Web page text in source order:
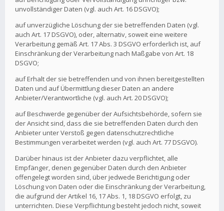
unvollständiger Daten (vgl. auch Art. 16 DSGVO);
auf unverzügliche Löschung der sie betreffenden Daten (vgl.
auch Art. 17 DSGVO), oder, alternativ, soweit eine weitere
Verarbeitung gemäß Art. 17 Abs. 3 DSGVO erforderlich ist, auf
Einschränkung der Verarbeitung nach Maßgabe von Art. 18
DSGVO;
auf Erhalt der sie betreffenden und von ihnen bereitgestellten
Daten und auf Übermittlung dieser Daten an andere
Anbieter/Verantwortliche (vgl. auch Art. 20 DSGVO);
auf Beschwerde gegenüber der Aufsichtsbehörde, sofern sie
der Ansicht sind, dass die sie betreffenden Daten durch den
Anbieter unter Verstoß gegen datenschutzrechtliche
Bestimmungen verarbeitet werden (vgl. auch Art. 77 DSGVO).
Darüber hinaus ist der Anbieter dazu verpflichtet, alle
Empfänger, denen gegenüber Daten durch den Anbieter
offengelegt worden sind, über jedwede Berichtigung oder
Löschung von Daten oder die Einschränkung der Verarbeitung,
die aufgrund der Artikel 16, 17 Abs. 1, 18 DSGVO erfolgt, zu
unterrichten. Diese Verpflichtung besteht jedoch nicht, soweit